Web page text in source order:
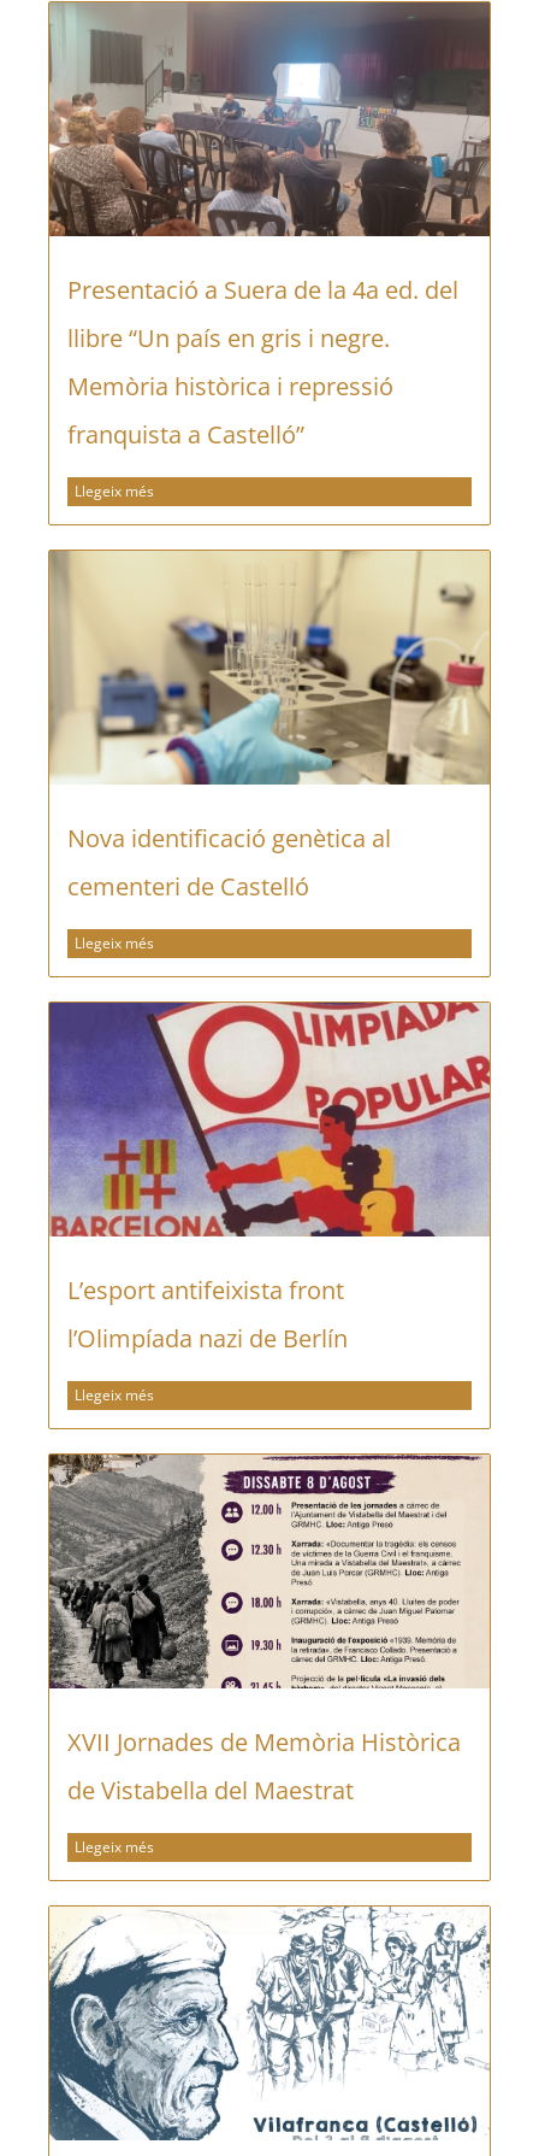
Presentació a Suera de la 4a ed. del
llibre “Un país en gris i negre.
Memòria històrica i repressió
franquista a Castelló”
Llegeix més
Nova identificació genètica al
cementeri de Castelló
Llegeix més
L’esport antifeixista front
l’Olimpíada nazi de Berlín
Llegeix més
XVII Jornades de Memòria Històrica
de Vistabella del Maestrat
Llegeix més